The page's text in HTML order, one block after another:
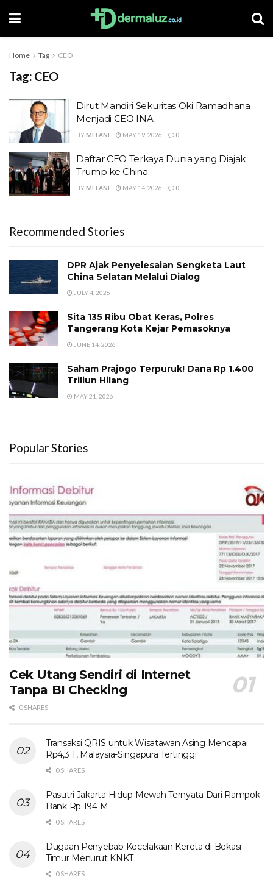
Home Tag CEO
Tag: CEO
Dirut Mandiri Sekuritas Oki Ramadhana
Menjadi CEO INA
BY MELANI MAY 19, 2026 0
Daftar CEO Terkaya Dunia yang Diajak
Trump ke China
BY MELANI MAY 14, 2026 0
Recommended Stories
DPR Ajak Penyelesaian Sengketa Laut
China Selatan Melalui Dialog
JULY 4, 2026
Sita 135 Ribu Obat Keras, Polres
Tangerang Kota Kejar Pemasoknya
JUNE 14, 2026
Saham Prajogo Terpuruk! Dana Rp 1.400
Triliun Hilang
MAY 21, 2026
Popular Stories
Cek Utang Sendiri di Internet
Tanpa BI Checking
0 SHARES
Transaksi QRIS untuk Wisatawan Asing Mencapai
Rp4,3 T, Malaysia-Singapura Tertinggi
0 SHARES
Pasutri Jakarta Hidup Mewah Ternyata Dari Rampok
Bank Rp 194 M
0 SHARES
Dugaan Penyebab Kecelakaan Kereta di Bekasi
Timur Menurut KNKT
0 SHARES